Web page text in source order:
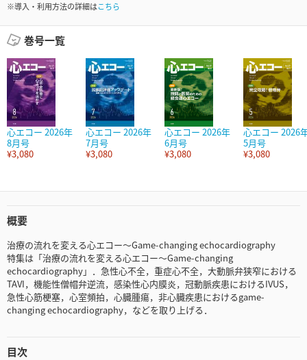
※導入・利用方法の詳細はこちら
巻号一覧
心エコー 2026年
8月号
¥3,080
心エコー 2026年
7月号
¥3,080
心エコー 2026年
6月号
¥3,080
心エコー 2026
5月号
¥3,080
概要
治療の流れを変える心エコー～Game-changing echocardiography
特集は「治療の流れを変える心エコー～Game-changing
echocardiography」．急性心不全，重症心不全，大動脈弁狭窄における
TAVI，機能性僧帽弁逆流，感染性心内膜炎，冠動脈疾患におけるIVUS，
急性心筋梗塞，心室頻拍，心臓腫瘍，非心臓疾患におけるgame-
changing echocardiography，などを取り上げる．
目次